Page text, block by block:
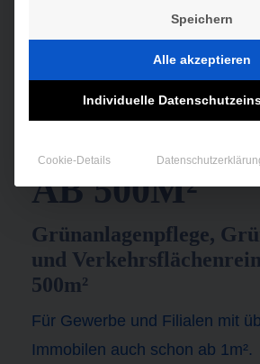
AB 500M²
Grünanlagenpflege,
und
500m²
Für Gewerbe und Filialen mit
Immobilen auch schon ab 1m².
Speichern
Alle akzeptieren
Individuelle
Cookie-Details